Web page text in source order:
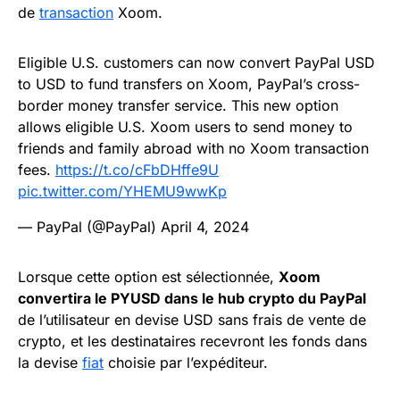
de transaction Xoom.
Eligible U.S. customers can now convert PayPal USD
to USD to fund transfers on Xoom, PayPal’s cross-
border money transfer service. This new option
allows eligible U.S. Xoom users to send money to
friends and family abroad with no Xoom transaction
fees. https://t.co/cFbDHffe9U
pic.twitter.com/YHEMU9wwKp
— PayPal (@PayPal) April 4, 2024
Lorsque cette option est sélectionnée, Xoom
convertira le PYUSD dans le hub crypto du PayPal
de l’utilisateur en devise USD sans frais de vente de
crypto, et les destinataires recevront les fonds dans
la devise fiat choisie par l’expéditeur.